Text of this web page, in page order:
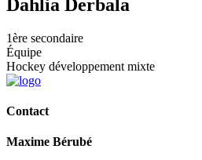
Dahlia Derbala
1ère secondaire
Équipe
Hockey développement mixte
Contact
Maxime Bérubé